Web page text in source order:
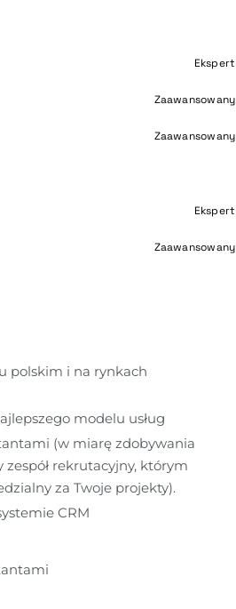
Ekspert
Zaawansowany
Zaawansowany
Ekspert
Zaawansowany
polskim i na rynkach
modelu usług
(w miarę zdobywania
rekrutacyjny, którym
za Twoje projekty).
CRM